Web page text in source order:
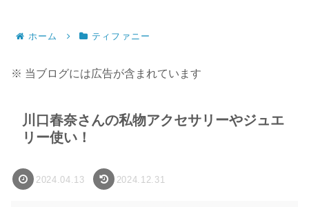
ホーム ティファニー
※ 当ブログには広告が含まれています
川口春奈さんの私物アクセサリーやジュエ
リー使い！
2024.04.13 2024.12.31